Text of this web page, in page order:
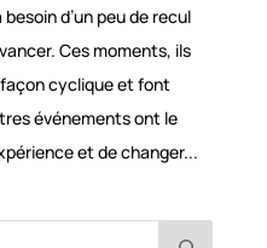
d’un peu de recul
Ces moments, ils
cyclique et font
événements ont le
et de changer...